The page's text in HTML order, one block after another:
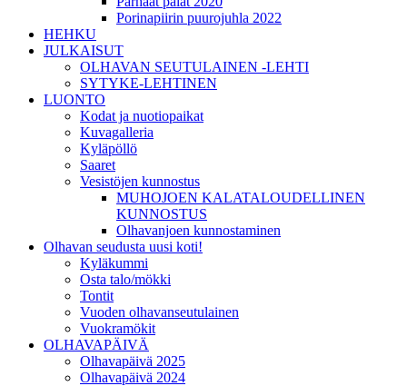
Porinapiirin puurojuhla 2022
HEHKU
JULKAISUT
OLHAVAN SEUTULAINEN -LEHTI
SYTYKE-LEHTINEN
LUONTO
Kodat ja nuotiopaikat
Kuvagalleria
Kyläpöllö
Saaret
Vesistöjen kunnostus
MUHOJOEN KALATALOUDELLINEN
KUNNOSTUS
Olhavanjoen kunnostaminen
Olhavan seudusta uusi koti!
Kyläkummi
Osta talo/mökki
Tontit
Vuoden olhavanseutulainen
Vuokramökit
OLHAVAPÄIVÄ
Olhavapäivä 2025
Olhavapäivä 2024